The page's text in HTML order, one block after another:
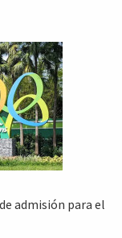
admisión para el